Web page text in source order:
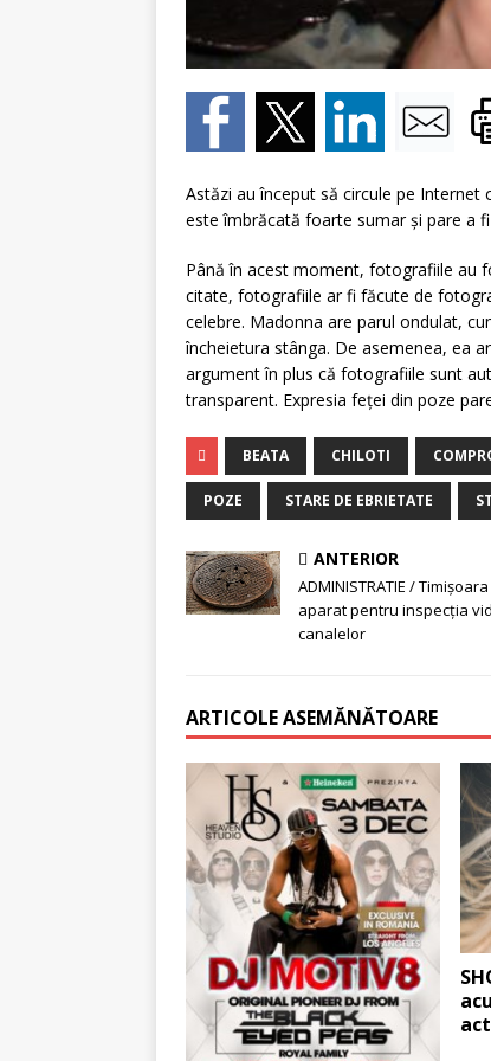
Astăzi au început să circule pe
este îmbrăcată foarte sumar şi pare a
Până în acest moment, fotografiile au
citate, fotografiile ar fi făcute de
celebre. Madonna are parul ondulat,
încheietura stânga. De asemenea, ea
argument în plus că fotografiile sunt
transparent. Expresia feţei din poze
BEATA CHILOTI
POZE STARE DE EBRIETATE
ANTERIOR
ADMINISTRATIE /
aparat pentru inspecţia
canalelor
ARTICOLE ASEMĂNĂTOARE